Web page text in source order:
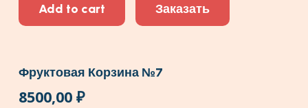
Add to cart Заказать
Фруктовая Корзина №7
8500,00 ₽